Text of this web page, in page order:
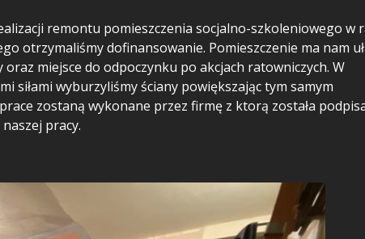
remontu pomieszczenia socjalno-szkoleniowego w
otrzymaliśmy dofinansowanie. Pomieszczenie ma nam
miejsce do odpoczynku po akcjach ratowniczych. W
siłami wyburzyliśmy ściany powiększając tym samym
zostaną wykonane przez firmę z ktorą została
pracy.